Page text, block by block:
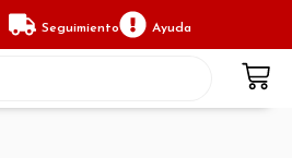
Seguimiento Ayuda